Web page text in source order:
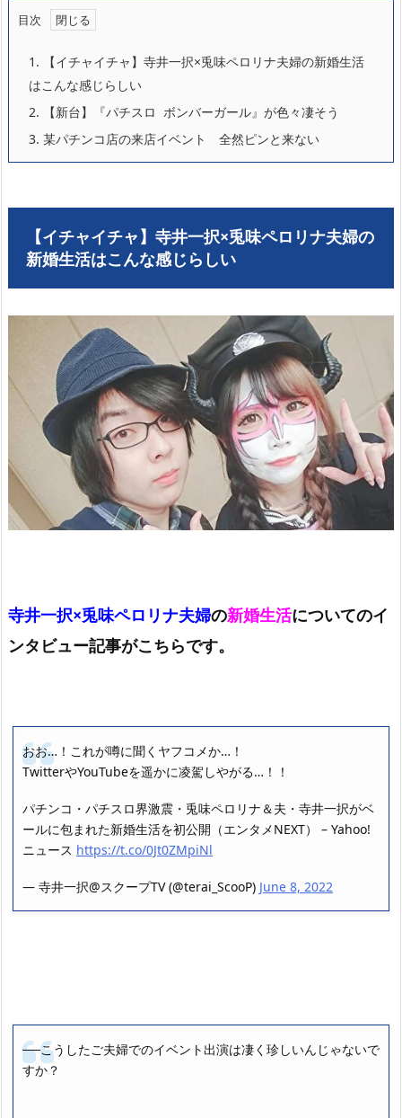
目次
1. 【イチャイチャ】寺井一択×兎味ペロリナ夫婦の新婚生活
はこんな感じらしい
2. 【新台】『パチスロ ボンバーガール』が色々凄そう
3. 某パチンコ店の来店イベント 全然ピンと来ない
【イチャイチャ】寺井一択×兎味ペロリナ夫婦の
新婚生活はこんな感じらしい
寺井一択×兎味ペロリナ夫婦の新婚生活についてのイ
ンタビュー記事がこちらです。
おお…！これが噂に聞くヤフコメか…！
TwitterやYouTubeを遥かに凌駕しやがる…！！
パチンコ・パチスロ界激震・兎味ペロリナ＆夫・寺井一択がベ
ールに包まれた新婚生活を初公開（エンタメNEXT） – Yahoo!
ニュース https://t.co/0Jt0ZMpiNl
— 寺井一択@スクープTV (@terai_ScooP) June 8, 2022
──こうしたご夫婦でのイベント出演は凄く珍しいんじゃないで
すか？